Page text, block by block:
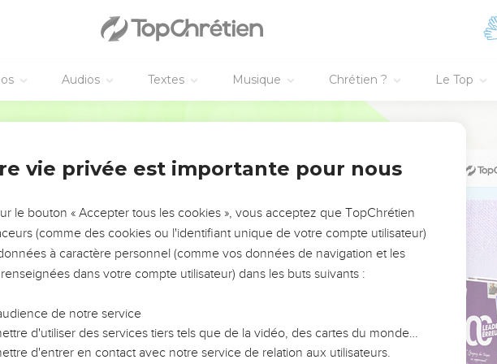
Audios Textes Musique Chrétien ? Le Top
théologiensn'y sont point entrés, mais ilsont empêché, par leurs erreurs et leur
entrer. Il y a dans le grec le présent :ceux qui entrent, par ou Jésus désigne
sur ces versets plusieurs variantes. Le texte reçu avec A, D, majuscules, versions,
ces choses
...cette scène violente se serait donc passée encore dans la maison du
de là (Sin., B, C) que ses adversaires, cédant à la violencede leur haine, ont dû se
insidieuses, auxquelles ils demandaient impérieusement des réponses, avides
(grec ) de sa bouche
majuscules, versions, ajoute :
, paroles qui sont parfaitement dans la
très bien l'intention des ennemis du Sauveur, mais dont la suppression, dans Sin., B,
plus simple.
vie privée est importante pour nous
le bouton « Accepter tous les cookies », vous acceptez que TopChrétien
(comme des cookies ou l'identifiant unique de votre compte utilisateur)
à caractère personnel (comme vos données de navigation et les
dans votre compte utilisateur) dans les buts suivants :
de notre service
d'utiliser des services tiers tels que de la vidéo, des cartes du monde…
d'entrer en contact avec notre service de relation aux utilisateurs.